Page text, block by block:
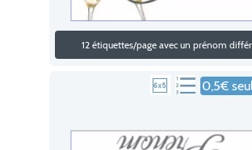
12 étiquettes/page avec un prénom
0,5€